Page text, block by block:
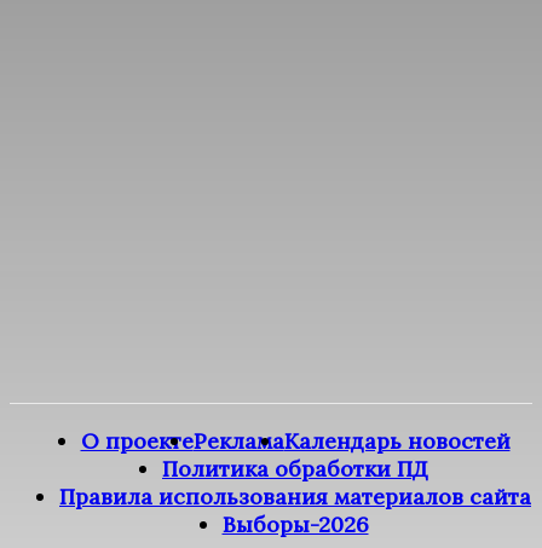
О проектеРекламаКалендарь новостей
Политика обработки ПД
Правила использования материалов сайта
Выборы-2026